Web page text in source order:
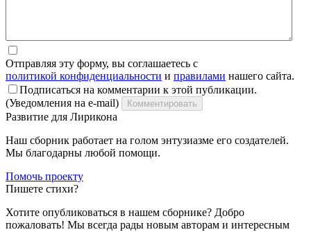
Отправляя эту форму, вы соглашаетесь с
политикой конфиденциальности и правилами нашего сайта.
Подписаться на комментарии к этой публикации.
(Уведомления на e-mail)
Комментировать
Развитие для Лирикона
Наш сборник работает на голом энтузиазме его создателей.
Мы благодарны любой помощи.
Помочь проекту
Пишете стихи?
Хотите опубликоваться в нашем сборнике? Добро
пожаловать! Мы всегда рады новым авторам и интересным